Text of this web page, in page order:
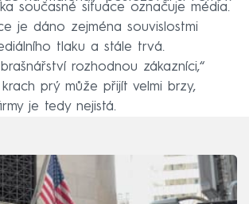
současné situace označuje média.
je dáno zejména souvislostmi
tlaku a stále trvá.
rozhodnou zákazníci,“
prý může přijít velmi brzy,
je tedy nejistá.